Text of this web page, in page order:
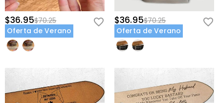
para resistir el rigor del estilo de vida de un padre trabajador.
Sentimiento Interior Oculto: Mantiene su hito más preciado discreto
y profesional, reservado solo para que él lo atesore mientras se
prepara para enfrentar el mundo.
nueva familia—crea su legado del primer Día del Padre hoy.
$36.95$70.25
Oferta de Verano
$36.95$70.25
Oferta de Verano